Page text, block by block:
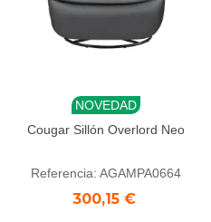
NOVEDAD
Cougar Sillón Overlord Neo
Referencia: AGAMPA0664
300,15 €